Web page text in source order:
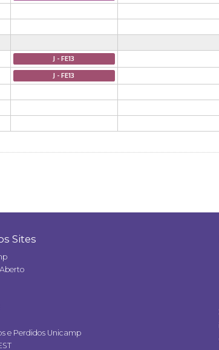
J - FE13
J - FE13
Sites
e Perdidos Unicamp